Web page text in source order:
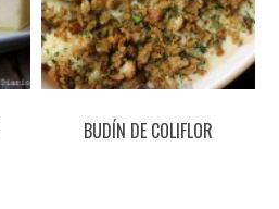
BUDÍN DE COLIFLOR